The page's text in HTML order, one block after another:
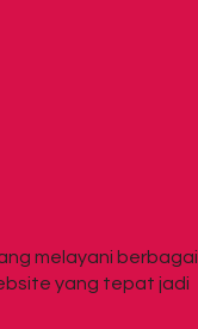
melayani berbagai
yang tepat jadi